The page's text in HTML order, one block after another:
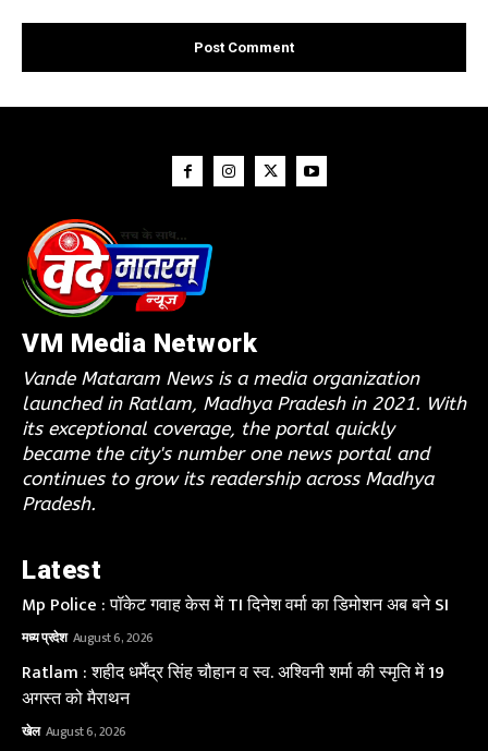
VM Media Network
Vande Mataram News is a media organization
launched in Ratlam, Madhya Pradesh in 2021. With
its exceptional coverage, the portal quickly
became the city's number one news portal and
continues to grow its readership across Madhya
Pradesh.
Latest
Mp Police : पॉकेट गवाह केस में TI दिनेश वर्मा का डिमोशन अब बने SI
मध्य प्रदेश August 6, 2026
Ratlam : शहीद धर्मेंद्र सिंह चौहान व स्व. अश्विनी शर्मा की स्मृति में 19
अगस्त को मैराथन
खेल August 6, 2026